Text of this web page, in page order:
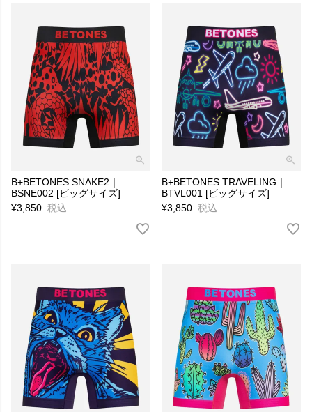
B+BETONES SNAKE2｜
BSNE002 [ビッグサイズ]
¥3,850 税込
B+BETONES TRAVELING｜
BTVL001 [ビッグサイズ]
¥3,850 税込